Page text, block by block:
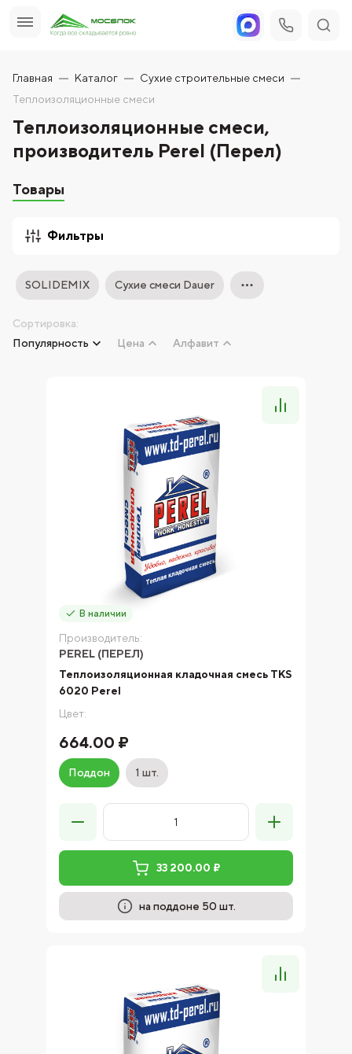
Главная Каталог
Сухие строительные смеси
Теплоизоляционные смеси
Теплоизоляционные смеси,
производитель Perel (Перел)
Товары
Фильтры
SOLIDEMIX Сухие смеси Dauer
Сортировка:
Популярность
Цена Алфавит
В наличии
Производитель:
PEREL (ПЕРЕЛ)
Теплоизоляционная кладочная смесь TKS
6020 Perel
Цвет:
664.00 ₽
Поддон 1 шт.
33 200.00 ₽
на поддоне 50 шт.